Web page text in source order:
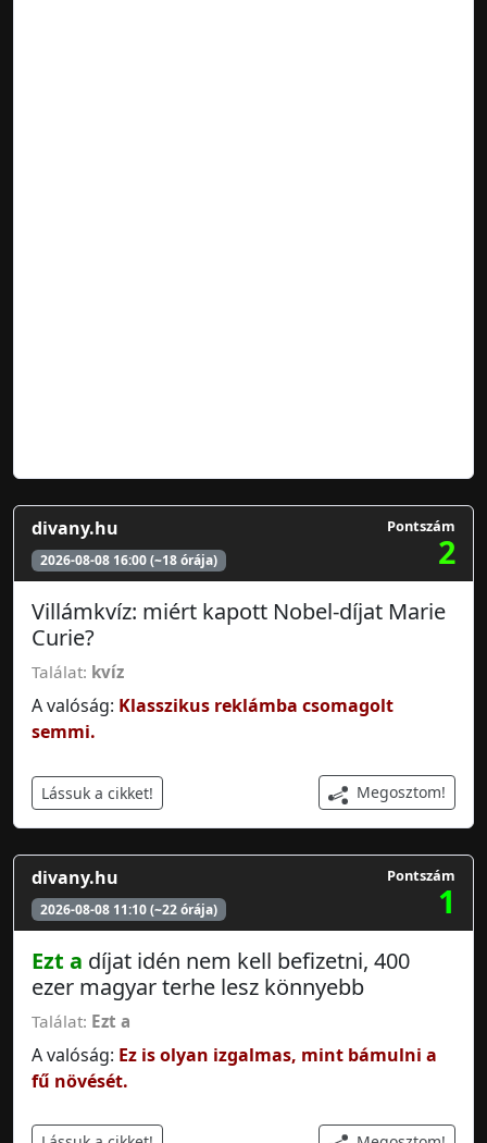
divany.hu
2026-08-08 16:00 (~18 órája)
Pontszám
2
Villámkvíz: miért kapott Nobel-díjat Marie
Curie?
Találat: kvíz
A valóság: Klasszikus reklámba csomagolt
semmi.
Lássuk a cikket! Megosztom!
divany.hu
2026-08-08 11:10 (~22 órája)
Pontszám
1
Ezt a díjat idén nem kell befizetni, 400
ezer magyar terhe lesz könnyebb
Találat: Ezt a
A valóság: Ez is olyan izgalmas, mint bámulni a
fű növését.